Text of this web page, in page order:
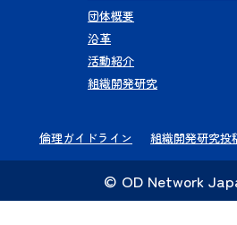
団体概要
沿革
活動紹介
組織開発研究
倫理ガイドライン
組織開発研究投
© OD Network